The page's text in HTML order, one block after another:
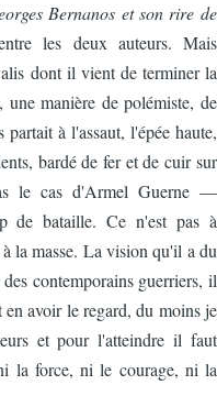
Bernanos et son rire de
les deux auteurs. Mais
dont il vient de terminer la
manière de polémiste, de
à l'assaut, l'épée haute,
bardé de fer et de cuir sur
le cas d'Armel Guerne —
de bataille. Ce n'est pas à
la masse. La vision qu'il a du
contemporains guerriers, il
avoir le regard, du moins je
et pour l'atteindre il faut
la force, ni le courage, ni la